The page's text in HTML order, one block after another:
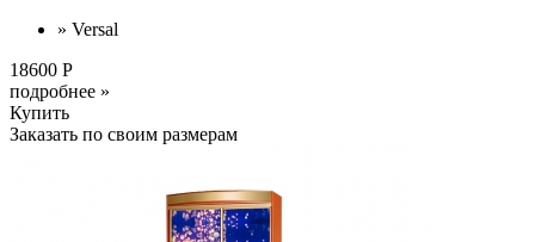
» Versal
18600 Р
подробнее »
Купить
Заказать по своим размерам